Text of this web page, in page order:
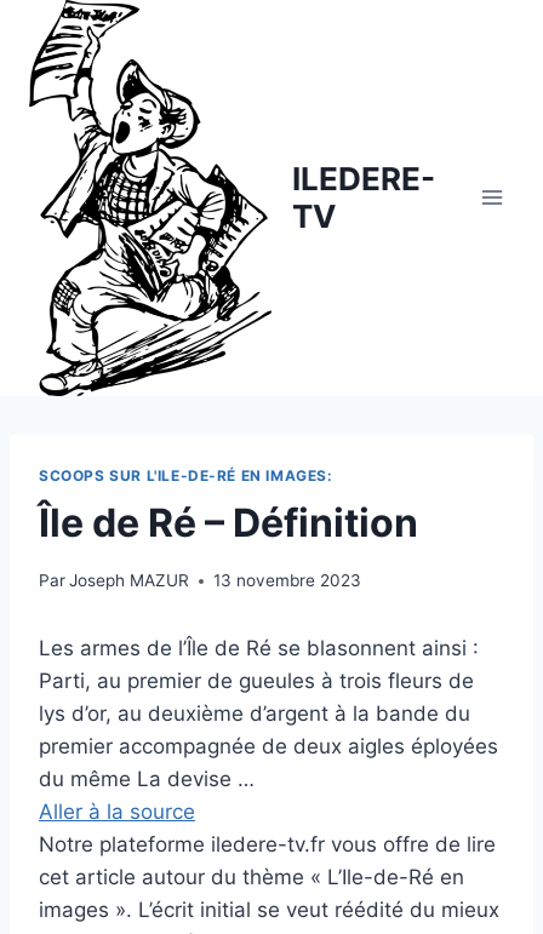
content
ILEDERE-
TV
SCOOPS SUR L'ILE-DE-RÉ EN IMAGES:
Île de Ré – Définition
ParJoseph MAZUR 13 novembre 2023
Les armes de l’Île de Ré se blasonnent ainsi :
Parti, au premier de gueules à trois fleurs de
lys d’or, au deuxième d’argent à la bande du
premier accompagnée de deux aigles éployées
du même La devise …
Aller à la source
Notre plateforme iledere-tv.fr vous offre de lire
cet article autour du thème « L’Ile-de-Ré en
images ». L’écrit initial se veut réédité du mieux